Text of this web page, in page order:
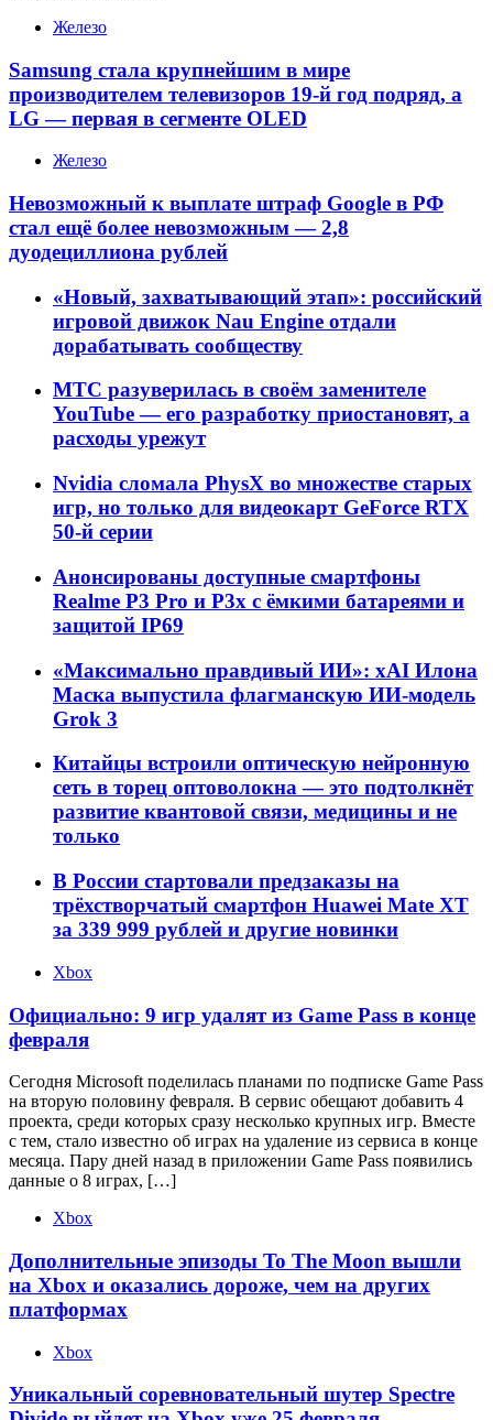
Железо
Samsung стала крупнейшим в мире
производителем телевизоров 19-й год подряд, а
LG — первая в сегменте OLED
Железо
Невозможный к выплате штраф Google в РФ
стал ещё более невозможным — 2,8
дуодециллиона рублей
«Новый, захватывающий этап»: российский
игровой движок Nau Engine отдали
дорабатывать сообществу
МТС разуверилась в своём заменителе
YouTube — его разработку приостановят, а
расходы урежут
Nvidia сломала PhysX во множестве старых
игр, но только для видеокарт GeForce RTX
50-й серии
Анонсированы доступные смартфоны
Realme P3 Pro и P3x с ёмкими батареями и
защитой IP69
«Максимально правдивый ИИ»: xAI Илона
Маска выпустила флагманскую ИИ-модель
Grok 3
Китайцы встроили оптическую нейронную
сеть в торец оптоволокна — это подтолкнёт
развитие квантовой связи, медицины и не
только
В России стартовали предзаказы на
трёхстворчатый смартфон Huawei Mate XT
за 339 999 рублей и другие новинки
Xbox
Официально: 9 игр удалят из Game Pass в конце
февраля
Сегодня Microsoft поделилась планами по подписке Game Pass
на вторую половину февраля. В сервис обещают добавить 4
проекта, среди которых сразу несколько крупных игр. Вместе
с тем, стало известно об играх на удаление из сервиса в конце
месяца. Пару дней назад в приложении Game Pass появились
данные о 8 играх, […]
Xbox
Дополнительные эпизоды To The Moon вышли
на Xbox и оказались дороже, чем на других
платформах
Xbox
Уникальный соревновательный шутер Spectre